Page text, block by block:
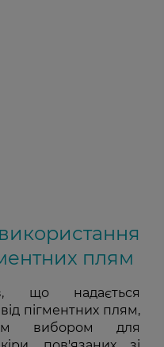
плям
що надається
пігментних плям,
вибором для